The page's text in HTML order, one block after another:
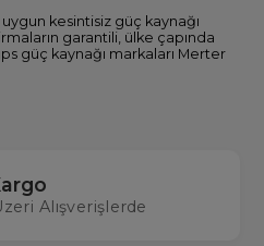
kesintisiz güç kaynağı
garantili, ülke çapında
güç kaynağı markaları Merter
elektronik mağazası
alabilirsiniz.
Alışverişlerde